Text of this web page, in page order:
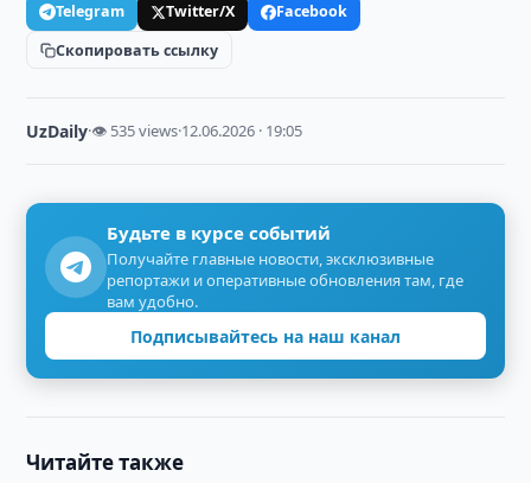
Telegram Twitter/X
Facebook
Скопировать ссылку
UzDaily·👁 535 views·12.06.2026 · 19:05
Будьте в курсе событий
Получайте главные новости, эксклюзивные
репортажи и оперативные обновления там, где
вам удобно.
Подписывайтесь на наш канал
Читайте также